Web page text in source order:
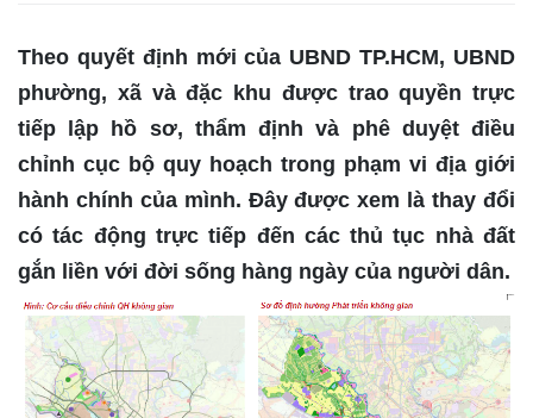
Theo quyết định mới của UBND TP.HCM, UBND
phường, xã và đặc khu được trao quyền trực
tiếp lập hồ sơ, thẩm định và phê duyệt điều
chỉnh cục bộ quy hoạch trong phạm vi địa giới
hành chính của mình. Đây được xem là thay đổi
có tác động trực tiếp đến các thủ tục nhà đất
gắn liền với đời sống hàng ngày của người dân.